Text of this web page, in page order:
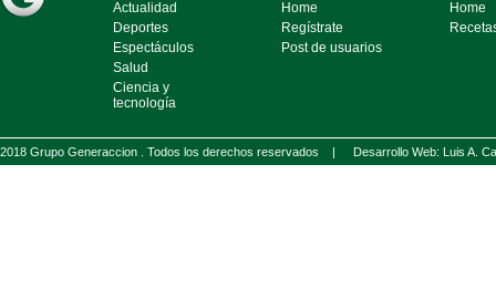
Actualidad
Deportes
Espectáculos
Salud
Ciencia y
tecnología
Home
Regístrate
Post de usuarios
Home
2018 Grupo Generaccion . Todos los derechos reservados | Desarrollo Web: Luis